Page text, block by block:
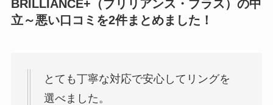
BRILLIANCE+（ブリリアンス・プラス）の中
立～悪い口コミを2件まとめました！
とても丁寧な対応で安心してリングを
選べました。